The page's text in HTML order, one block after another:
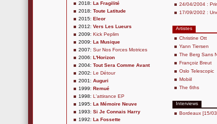
2018: La Fragilité
2018: Toute Latitude
2015: Eleor
2012: Vers Les Lueurs
2009: Kick Peplim
2009: La Musique
2007: Sur Nos Forces Motrices
2006: L'Horizon
2004: Tout Sera Comme Avant
2002: Le Détour
2001: Auguri
1999: Remué
1998: L'attirance EP
1995: La Mémoire Neuve
1993: Si Je Connais Harry
1992: La Fossette
24/04/2004 :
17/09/2002 :
Artistes
Christine Ott
Yann Tiersen
The Berg Sans
Françoiz Breut
Oslo Telescopic
Mobiil
The 6ths
Interviews
Bordeaux [15/